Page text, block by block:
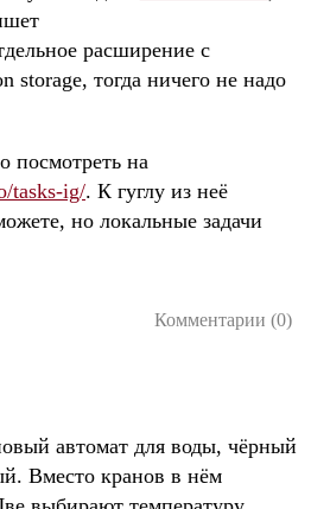
расширение с
storage, тогда ничего не надо
посмотреть на
tasks-ig/. К гуглу из неё
но локальные задачи
Комментарии (0)
автомат для воды, чёрный
Вместо кранов в нём